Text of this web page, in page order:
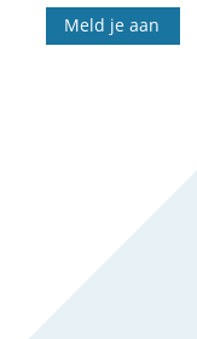
Meld je aan